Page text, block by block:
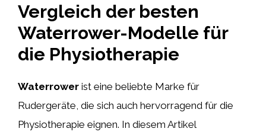
Vergleich der besten
Waterrower-Modelle für
die Physiotherapie
Waterrower ist eine beliebte Marke für
Rudergeräte, die sich auch hervorragend für die
Physiotherapie eignen. In diesem Artikel